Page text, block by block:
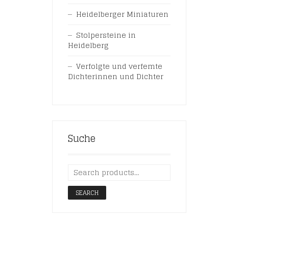
Heidelberger Miniaturen
Stolpersteine in
Heidelberg
Verfolgte und verfemte
Dichterinnen und Dichter
Suche
SEARCH